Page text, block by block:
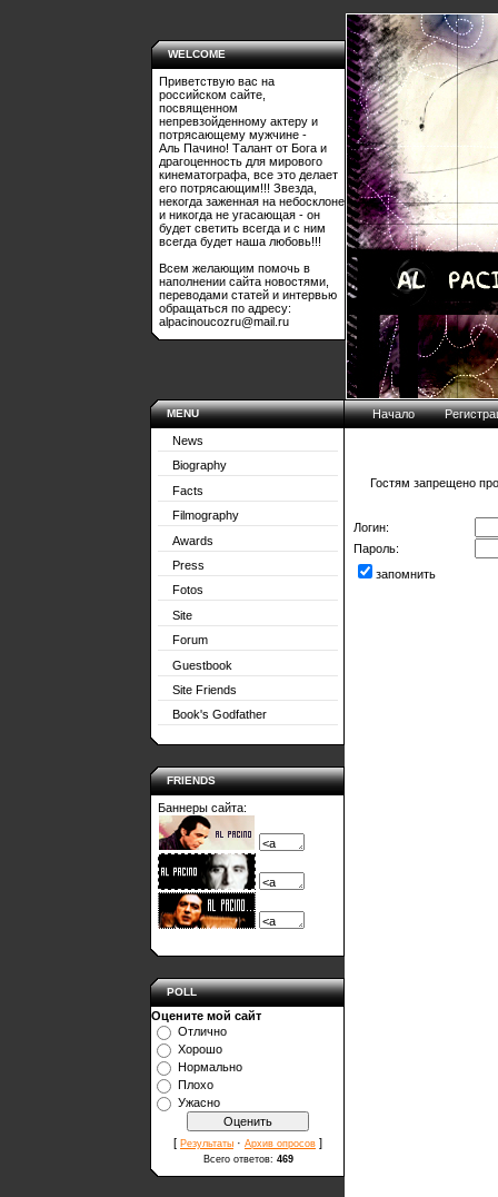
WELCOME
Приветствую вас на
российском сайте,
посвященном
непревзойденному актеру и
потрясающему мужчине -
Аль Пачино! Талант от Бога и
драгоценность для мирового
кинематографа, все это делает
его потрясающим!!! Звезда,
некогда заженная на небосклоне
и никогда не угасающая - он
будет светить всегда и с ним
всегда будет наша любовь!!!
Всем желающим помочь в
наполнении сайта новостями,
переводами статей и интервью
обращаться по адресу:
alpacinoucozru@mail.ru
MENU
News
Biography
Facts
Filmography
Awards
Press
Fotos
Site
Forum
Guestbook
Site Friends
Book's Godfather
FRIENDS
Баннеры сайта:
POLL
Оцените мой сайт
Отлично
Хорошо
Нормально
Плохо
Ужасно
[ Результаты · Архив опросов ]
Всего ответов: 469
Начало
Гостям запрещено
Логин:
Пароль:
запомнить